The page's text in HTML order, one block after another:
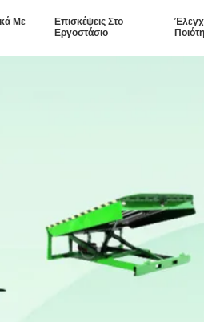
Με
Επισκέψεις Στο
Εργοστάσιο